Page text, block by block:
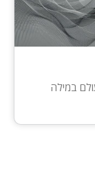
במילה